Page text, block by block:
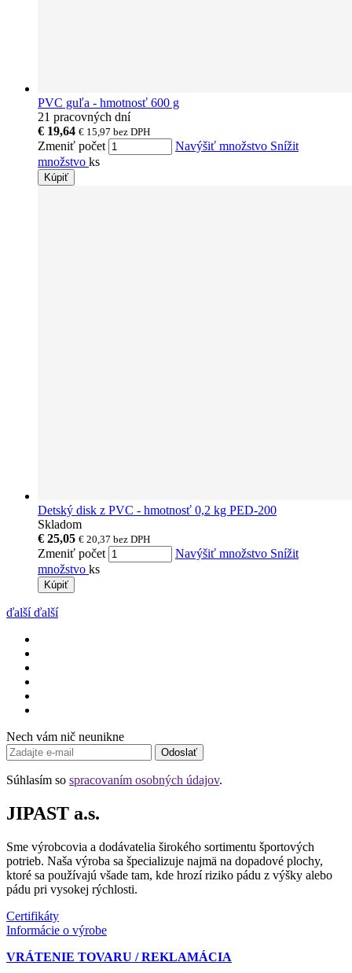
PVC guľa - hmotnosť 600 g
21 pracovných dní
€ 19,64 € 15,97 bez DPH
Zmeniť počet Navýšiť množstvo Snížit
množstvo ks
Kúpiť
Detský disk z PVC - hmotnosť 0,2 kg PED-200
Skladom
€ 25,05 € 20,37 bez DPH
Zmeniť počet Navýšiť množstvo Snížit
množstvo ks
Kúpiť
ďalší ďalší
Nech vám nič neunikne
Odoslať
Súhlasím so spracovaním osobných údajov.
JIPAST a.s.
Sme výrobcovia a dodávatelia širokého sortimentu športových
potrieb. Naša výroba sa špecializuje najmä na dopadové plochy,
ktoré sa používajú všade tam, kde hrozí riziko pádu z výšky alebo
pádu pri vysokej rýchlosti.
Certifikáty
Informácie o výrobe
VRÁTENIE TOVARU / REKLAMÁCIA